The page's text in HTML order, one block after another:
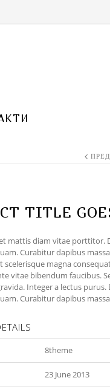
TITLE
mattis diam vitae porttitor.
Curabitur dapibus
scelerisque magna
vitae bibendum faucibus.
Integer a lectus
Curabitur dapibus
8theme
23 June 2013